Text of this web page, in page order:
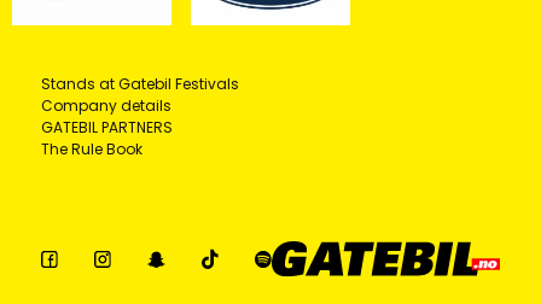
Stands at Gatebil Festivals
Company details
GATEBIL PARTNERS
The Rule Book